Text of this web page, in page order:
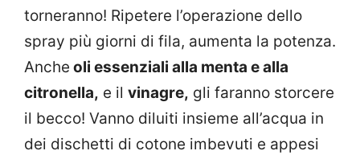
torneranno! Ripetere l’operazione dello
spray più giorni di fila, aumenta la potenza.
Anche oli essenziali alla menta e alla
citronella, e il vinagre, gli faranno storcere
il becco! Vanno diluiti insieme all’acqua in
dei dischetti di cotone imbevuti e appesi